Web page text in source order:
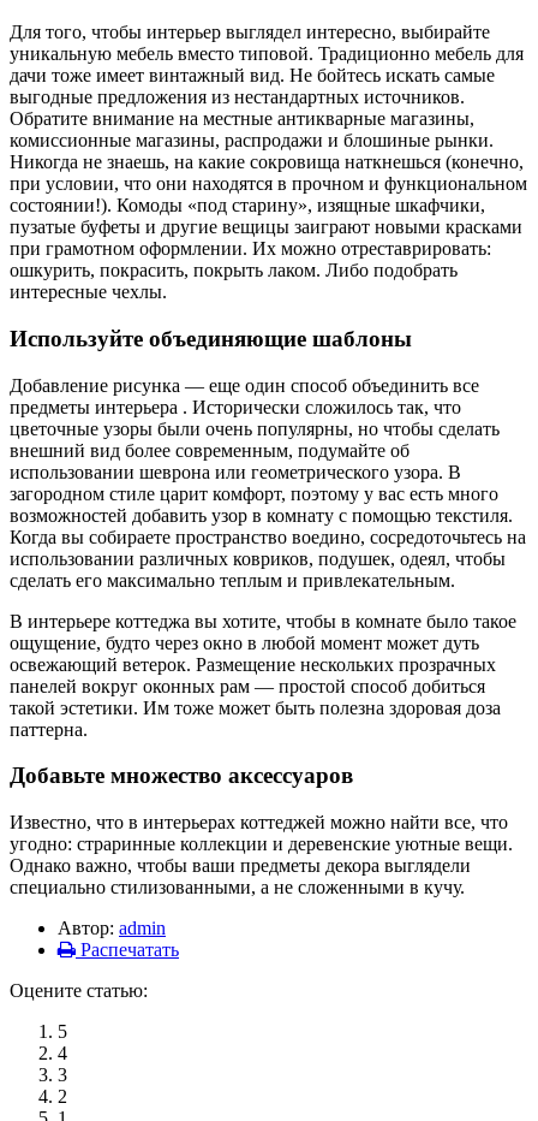
Для того, чтобы интерьер выглядел интересно, выбирайте
уникальную мебель вместо типовой. Традиционно мебель для
дачи тоже имеет винтажный вид. Не бойтесь искать самые
выгодные предложения из нестандартных источников.
Обратите внимание на местные антикварные магазины,
комиссионные магазины, распродажи и блошиные рынки.
Никогда не знаешь, на какие сокровища наткнешься (конечно,
при условии, что они находятся в прочном и функциональном
состоянии!). Комоды «под старину», изящные шкафчики,
пузатые буфеты и другие вещицы заиграют новыми красками
при грамотном оформлении. Их можно отреставрировать:
ошкурить, покрасить, покрыть лаком. Либо подобрать
интересные чехлы.
Используйте объединяющие шаблоны
Добавление рисунка — еще один способ объединить все
предметы интерьера . Исторически сложилось так, что
цветочные узоры были очень популярны, но чтобы сделать
внешний вид более современным, подумайте об
использовании шеврона или геометрического узора. В
загородном стиле царит комфорт, поэтому у вас есть много
возможностей добавить узор в комнату с помощью текстиля.
Когда вы собираете пространство воедино, сосредоточьтесь на
использовании различных ковриков, подушек, одеял, чтобы
сделать его максимально теплым и привлекательным.
В интерьере коттеджа вы хотите, чтобы в комнате было такое
ощущение, будто через окно в любой момент может дуть
освежающий ветерок. Размещение нескольких прозрачных
панелей вокруг оконных рам — простой способ добиться
такой эстетики. Им тоже может быть полезна здоровая доза
паттерна.
Добавьте множество аксессуаров
Известно, что в интерьерах коттеджей можно найти все, что
угодно: страринные коллекции и деревенские уютные вещи.
Однако важно, чтобы ваши предметы декора выглядели
специально стилизованными, а не сложенными в кучу.
Автор: admin
Распечатать
Оцените статью:
5
4
3
2